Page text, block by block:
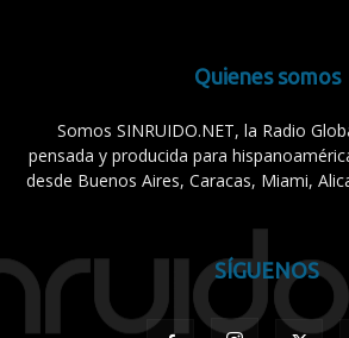
Quienes somos
Somos SINRUIDO.NET, la Radio
pensada y producida para
desde Buenos Aires, Caracas, Miami,
SÍGUENOS